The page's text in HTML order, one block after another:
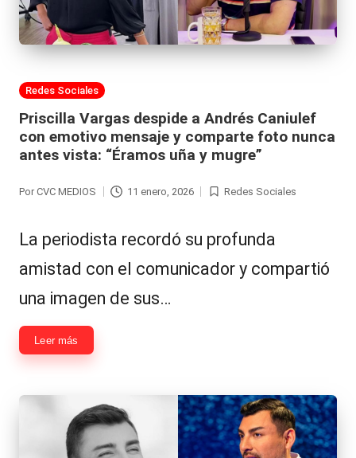
Publicada
Redes Sociales
Priscilla Vargas despide a Andrés Caniulef
con emotivo mensaje y comparte foto nunca
antes vista: “Éramos uña y mugre”
Por CVC MEDIOS 11 enero, 2026
Publicada
Redes Sociales
La periodista recordó su profunda
amistad con el comunicador y compartió
una imagen de sus…
Leer más